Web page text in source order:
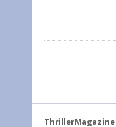
ThrillerMagazine